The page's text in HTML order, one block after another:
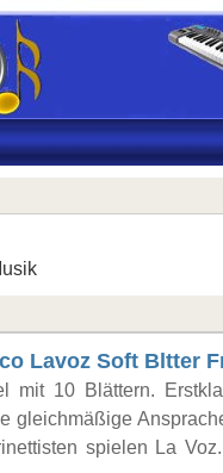
Lavoz Soft Bltter
mit 10 Blättern.
gleichmäßige
spielen La